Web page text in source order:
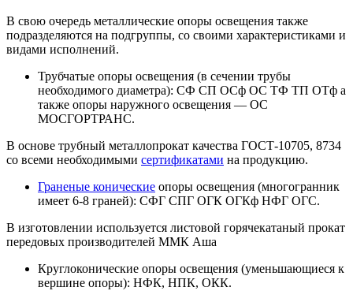
В свою очередь металлические опоры освещения также
подразделяются на подгруппы, со своими характеристиками и
видами исполнений.
Трубчатые опоры освещения (в сечении трубы
необходимого диаметра): СФ СП ОСф ОС ТФ ТП ОТф а
также опоры наружного освещения — ОС
МОСГОРТРАНС.
В основе трубный металлопрокат качества ГОСТ-10705, 8734
со всеми необходимыми сертификатами на продукцию.
Граненые конические опоры освещения (многогранник
имеет 6-8 граней): СФГ СПГ ОГК ОГКф НФГ ОГС.
В изготовлении используется листовой горячекатаный прокат
передовых производителей ММК Аша
Круглоконические опоры освещения (уменьшающиеся к
вершине опоры): НФК, НПК, ОКК.